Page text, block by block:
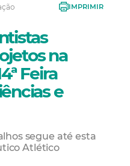
IMPRIMIR
na
Feira
e
segue até esta
Atlético